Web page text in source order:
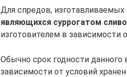
Для спредов,
являющихся суррогатом
изготовителем в зависимости
Обычно срок годности данного
зависимости от условий